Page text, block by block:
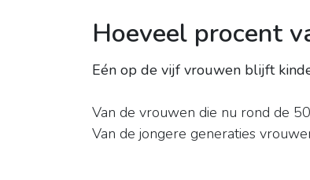
Hoeveel procent
Eén op de vijf vrouwen blijft
Van de vrouwen die nu rond de
Van de jongere generaties